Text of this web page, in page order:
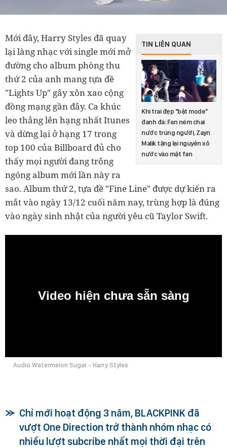
TIN LIÊN QUAN
Khi trai đẹp "bật mode"
đanh đá: Fan ném chai
nước trúng người, Zayn
Malik tặng lại nguyên xô
nước vào mặt fan
Mới đây, Harry Styles đã quay
lại làng nhạc với single mới mở
đường cho album phòng thu
thứ 2 của anh mang tựa đề
"Lights Up" gây xôn xao cộng
đồng mạng gần đây. Ca khúc
leo thẳng lên hạng nhất Itunes
và dừng lại ở hạng 17 trong
top 100 của Billboard đủ cho
thấy mọi người đang trông
ngóng album mới lần này ra
sao. Album thứ 2, tựa đề "Fine Line" được dự kiến ra
mắt vào ngày 13/12 cuối năm nay, trùng hợp là đúng
vào ngày sinh nhật của người yêu cũ Taylor Swift.
Video hiện chưa sẵn sàng
Audio Watermelon Sugar - Harry Styles
Chỉ mới hoạt động 3 năm, BLACKPINK đã
vượt One Direction trở thành nhóm nhạc có
nhiều lượt subcribe nhất mọi thời đại trên